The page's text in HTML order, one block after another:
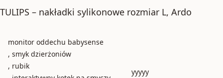
TULIPS – nakładki sylikonowe rozmiar L, Ardo
monitor oddechu babysense
, smyk dzierżoniów
, rubik
yyyyy